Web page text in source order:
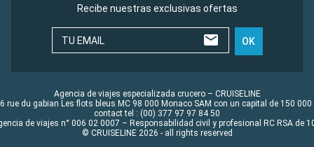
Recibe nuestras exclusivas ofertas
TU EMAIL OK
Agencia de viajes especializada crucero – CRUISELINE
rue du gabian Les flots bleus MC 98 000 Monaco SAM con un capital de 150 000
contact tel : (00) 377 97 97 84 50
de viajes n° 006 02 0007 – Responsabilidad civil y profesional RC RSA de
© CRUISELINE 2026 - all rights reserved